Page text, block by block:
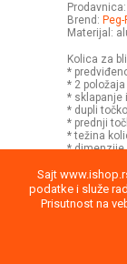
Sajt
podatke i služe
Prisutnost na
Prodavnica:
Brend:
Materijal:
Kolica za
*
* 2
* sklapanje
* dupli
* prednji
* težina
* dimenzije
Privatnost